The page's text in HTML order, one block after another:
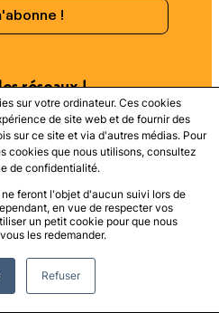
sur votre ordinateur. Ces cookies
de site web et de fournir des
sur ce site et via d'autres médias. Pour
cookies que nous utilisons, consultez
de confidentialité.
feront l'objet d'aucun suivi lors de
en vue de respecter vos
un petit cookie pour que nous
les redemander.
Refuser
réseaux !
: